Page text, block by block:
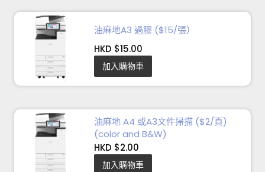
油麻地A3 過膠 ($15/張）
HKD $15.00
加入購物車
油麻地 A4 或A3文件掃描 ($2/頁)
(color and B&W)
HKD $2.00
加入購物車